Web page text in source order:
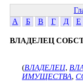
А
Б В Г Д Е
ВЛАДЕЛЕЦ
(ВЛАДЕЛЕЦ,
ИМУЩЕСТВА,